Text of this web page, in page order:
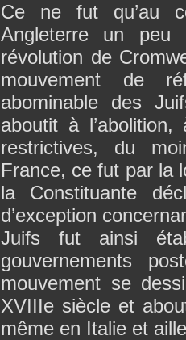
Ce ne fut qu’au
Angleterre un
révolution de
mouvement de
abominable des
aboutit à
restrictives, du
France, ce fut par la
la Constituante
d’exception
Juifs fut ainsi
gouvernements
mouvement se
XVIIIe siècle et
même en Italie et